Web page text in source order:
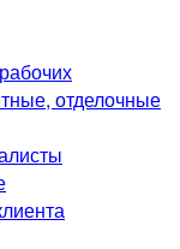
отделочные